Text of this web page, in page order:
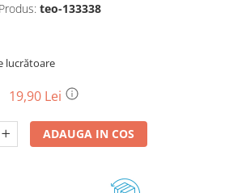
teo-133338
lucrătoare
19,90 Lei
ADAUGA IN COS